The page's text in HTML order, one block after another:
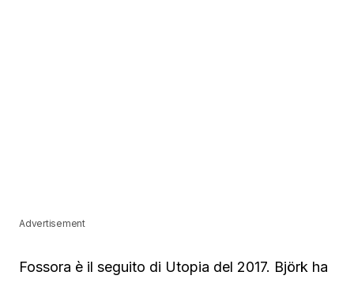
Advertisement
Fossora è il seguito di Utopia del 2017. Björk ha